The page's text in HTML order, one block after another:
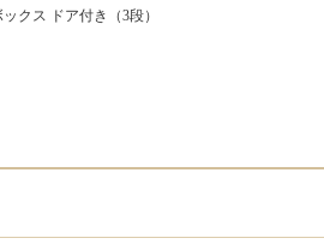
クス ドア付き（3段）